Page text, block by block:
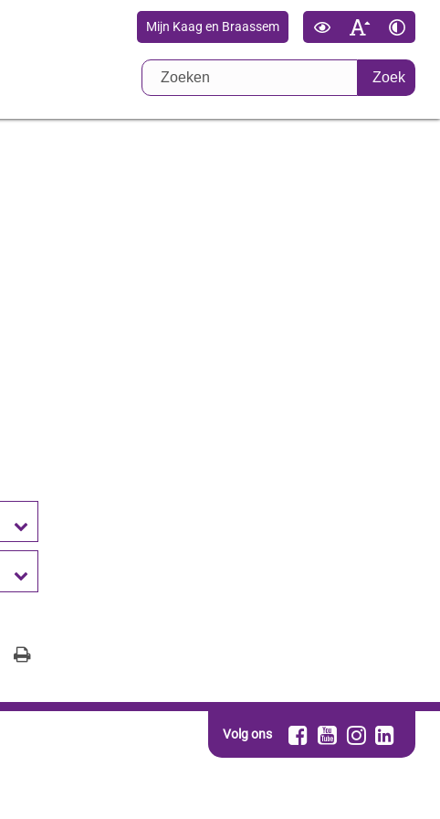
Mijn Kaag en Braassem
Zoek
Volg ons